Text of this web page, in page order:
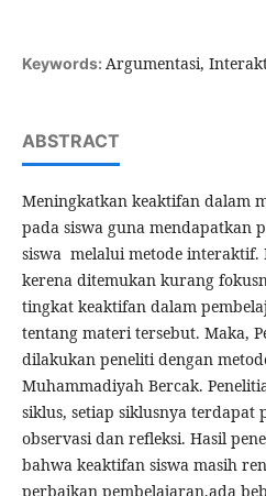
Keywords: Argumentasi,
ABSTRACT
Meningkatkan keaktifan dalam
pada siswa guna mendapatkan
siswa melalui metode
kerena ditemukan kurang
tingkat keaktifan dalam
tentang materi tersebut. Maka,
dilakukan peneliti dengan
Muhammadiyah Bercak.
siklus, setiap siklusnya terdapat
observasi dan refleksi. Hasil
bahwa keaktifan siswa masih
perbaikan pembelajaran,ada